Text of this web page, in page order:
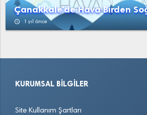
Çanakkale'de Hava Birden
access_time 1 yıl önce
KURUMSAL BILGILER
Site Kullanım Şartları